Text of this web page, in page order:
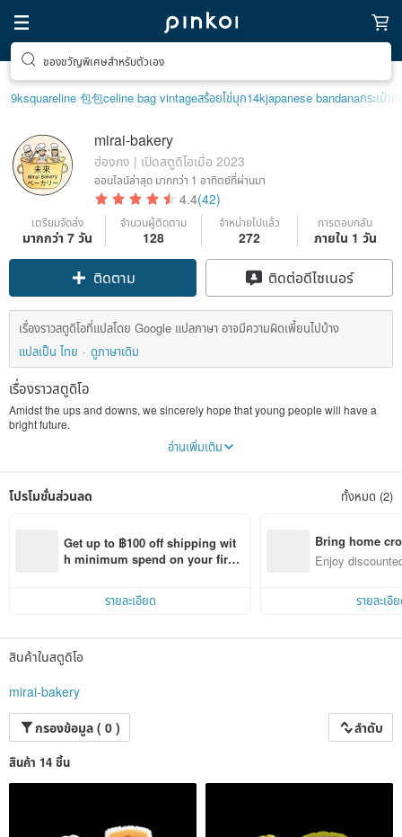
ของขวัญพิเศษสำหรับตัวเอง
9ksquareline 包包celine bag vintageสร้อยไข่มุก14kjapanese bandanaกระเป๋า
mirai-bakery
ฮ่องกง | เปิดสตูดิโอเมื่อ 2023
ออนไลน์ล่าสุด มากกว่า 1 อาทิตย์ที่ผ่านมา
4.4(42)
เตรียมจัดส่ง
มากกว่า 7 วัน
จำนวนผู้ติดตาม
128
จำหน่ายไปแล้ว
272
การตอบกลับ
ภายใน 1 วัน
ติดตาม ติดต่อดีไซเนอร์
เรื่องราวสตูดิโอที่แปลโดย Google แปลภาษา อาจมีความผิดเพี้ยนไปบ้าง
แปลเป็น ไทย
ดูภาษาเดิม
เรื่องราวสตูดิโอ
Amidst the ups and downs, we sincerely hope that young people will have a
bright future.
We know each other in the smallest moments. Since our establishment in May
2020, we have seen flowers blossom and fall along the way, and we have
including production, baking, design, and packaging are handled by them. We
around to build a better future.
อ่านเพิ่มเติม
โปรโมชั่นส่วนลด ทั้งหมด (2)
Get up to ฿100 off shipping wit
h minimum spend on your first
รายละเอียด
Bring home
n with ease
Enjoy
รายละเอี
สินค้าในสตูดิโอ
mirai-bakery
กรองข้อมูล ( 0 )
ลำดับ
สินค้า 14 ชิ้น